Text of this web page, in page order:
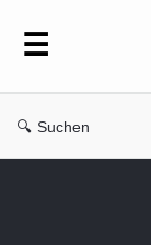
Suchen